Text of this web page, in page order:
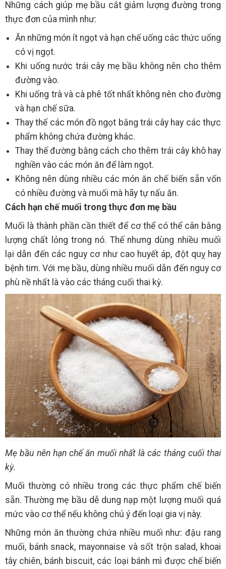
Những cách giúp mẹ bầu cắt giảm lượng đường trong
thực đơn của mình như:
Ăn những món ít ngọt và hạn chế uống các thức uống
có vị ngọt.
Khi uống nước trái cây mẹ bầu không nên cho thêm
đường vào.
Khi uống trà và cà phê tốt nhất không nên cho đường
và hạn chế sữa.
Thay thế các món đồ ngọt bằng trái cây hay các thực
phẩm không chứa đường khác.
Thay thế đường bằng cách cho thêm trái cây khô hay
nghiền vào các món ăn để làm ngọt.
Không nên dùng nhiều các món ăn chế biến sẵn vốn
có nhiều đường và muối mà hãy tự nấu ăn.
Cách hạn chế muối trong thực đơn mẹ bầu
Muối là thành phần cần thiết để cơ thể có thể cân bằng
lượng chất lỏng trong nó. Thế nhưng dùng nhiều muối
lại dẫn đến các nguy cơ như cao huyết áp, đột quỵ hay
bệnh tim. Với mẹ bầu, dùng nhiều muối dẫn đến nguy cơ
phù nề nhất là vào các tháng cuối thai kỳ.
Mẹ bầu nên hạn chế ăn muối nhất là các tháng cuối thai
kỳ.
Muối thường có nhiều trong các thực phẩm chế biến
sẵn. Thường mẹ bầu dễ dung nạp một lượng muối quá
mức vào cơ thể nếu không chú ý đến loại gia vị này.
Những món ăn thường chứa nhiều muối như: đậu rang
muối, bánh snack, mayonnaise và sốt trộn salad, khoai
tây chiên, bánh biscuit, các loại bánh mì được chế biến